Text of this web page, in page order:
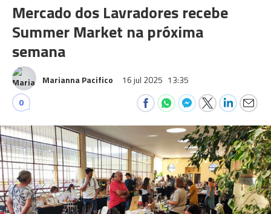
Mercado dos Lavradores recebe
Summer Market na próxima
semana
Marianna Pacifico 16 jul 2025 13:35
0